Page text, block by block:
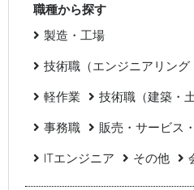
職種から探す
製造・工場
技術職（エンジニアリング
軽作業
技術職（建築・土
事務職
販売・サービス
ITエンジニア
その他